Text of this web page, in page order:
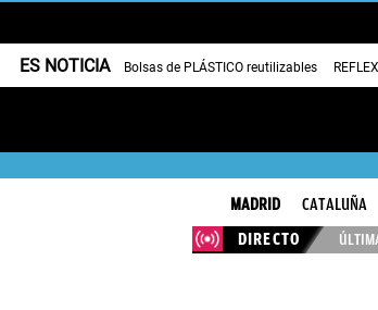
ES NOTICIA Bolsas de PLÁSTICO reutilizables
MADRID CATALUÑA
DIRECTO